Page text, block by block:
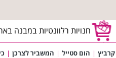
חנויות רלוונטיות במבנה
קרביץ | הום סטייל | המשביר לצרכן |